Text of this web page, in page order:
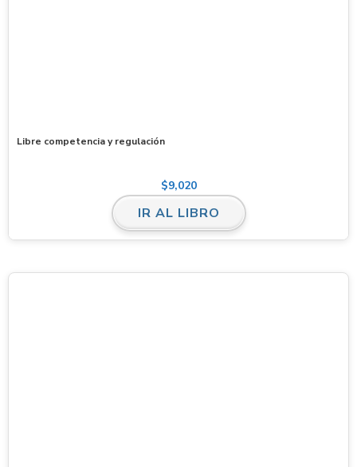
Libre competencia y regulación
$9,020
IR AL LIBRO